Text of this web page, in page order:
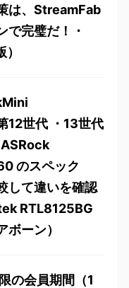
は、StreamFab
で完璧だ！・
12世代 ・13世代
のスペック
して違いを確認
RTL8125BG
ボーン）
の会員期間（1